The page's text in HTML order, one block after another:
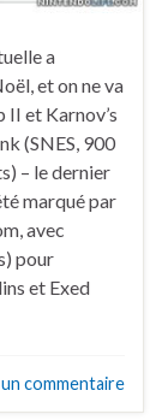
a
et on ne va
II et Karnov’s
(SNES, 900
– le dernier
marqué par
avec
pour
et Exed
commentaire